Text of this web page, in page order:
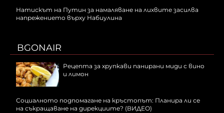
Натискът на Путин за намаляване на лихвите засилва
напрежението върху Набиулина
BGONAIR
Рецепта за хрупкави панирани миди с вино
и лимон
Социалното подпомагане на кръстопът: Планира ли се
на съкращаване на дирекциите? (ВИДЕО)